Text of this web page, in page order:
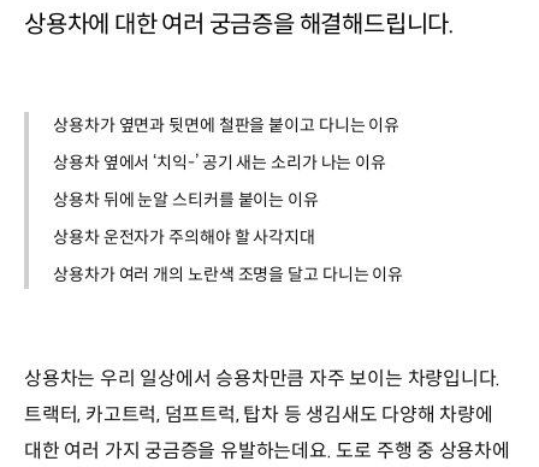
상용차에 대한 여러 궁금증을 해결해드립니다.
상용차가 옆면과 뒷면에 철판을 붙이고 다니는 이유
상용차 옆에서 ‘치익-’ 공기 새는 소리가 나는 이유
상용차 뒤에 눈알 스티커를 붙이는 이유
상용차 운전자가 주의해야 할 사각지대
상용차가 여러 개의 노란색 조명을 달고 다니는 이유
상용차는 우리 일상에서 승용차만큼 자주 보이는 차량입니다.
트랙터, 카고트럭, 덤프트럭, 탑차 등 생김새도 다양해 차량에
대한 여러 가지 궁금증을 유발하는데요. 도로 주행 중 상용차에